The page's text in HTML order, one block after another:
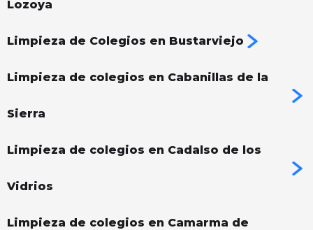
Lozoya
Limpieza de Colegios en Bustarviejo
Limpieza de colegios en Cabanillas de la
Sierra
Limpieza de colegios en Cadalso de los
Vidrios
Limpieza de colegios en Camarma de